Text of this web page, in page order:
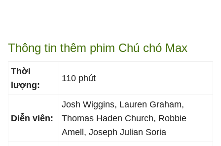
Thông tin thêm phim Chú chó Max
Thời
lượng:
110 phút
Diễn viên:
Josh Wiggins, Lauren Graham,
Thomas Haden Church, Robbie
Amell, Joseph Julian Soria